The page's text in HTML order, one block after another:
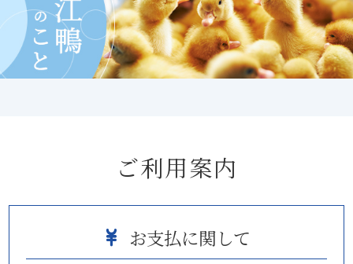
ご利用案内
お支払に関して